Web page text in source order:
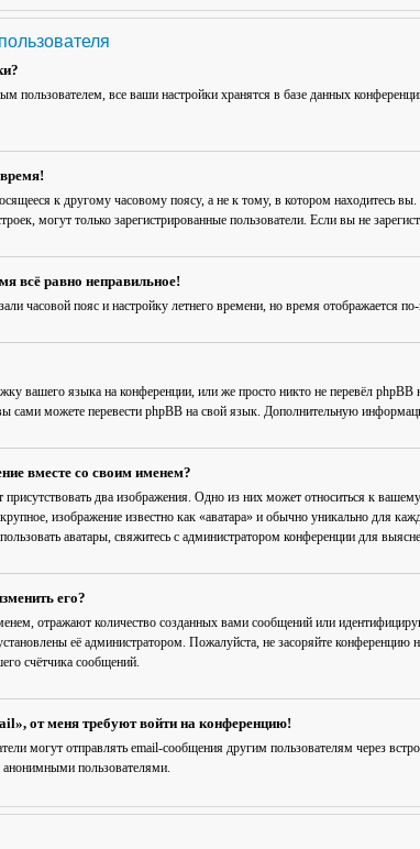
пользователем, все ваши настройки хранятся в базе данных
к другому часовому поясу, а не к тому, в котором находитесь
могут только зарегистрированные пользователи. Если вы не
всё равно неправильное!
часовой пояс и настройку летнего времени, но время отображается
вашего языка на конференции, или же просто никто не перевёл
сами можете перевести phpBB на свой язык. Дополнительную
вместе со своим именем?
два изображения. Одно из них может относиться к
изображение известно как «аватара» и обычно уникально для
аватары, свяжитесь с администратором конференции для
его?
отражают количество созданных вами сообщений или
её администратором. Пожалуйста, не засоряйте
счётчика сообщений.
от меня требуют войти на конференцию!
могут отправлять email-сообщения другим пользователям через
анонимными пользователями.